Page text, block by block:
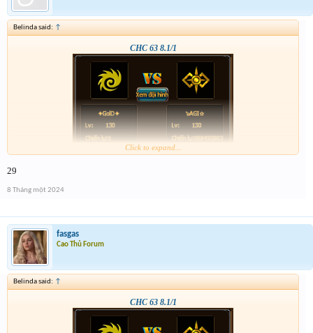
Belinda said: ↑
CHC 63 8.1/1
Click to expand...
29
8 Tháng một 2024
fasgas
Cao Thủ Forum
Belinda said: ↑
CHC 63 8.1/1